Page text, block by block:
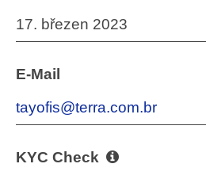
17. březen 2023
E-Mail
tayofis@terra.com.br
KYC Check